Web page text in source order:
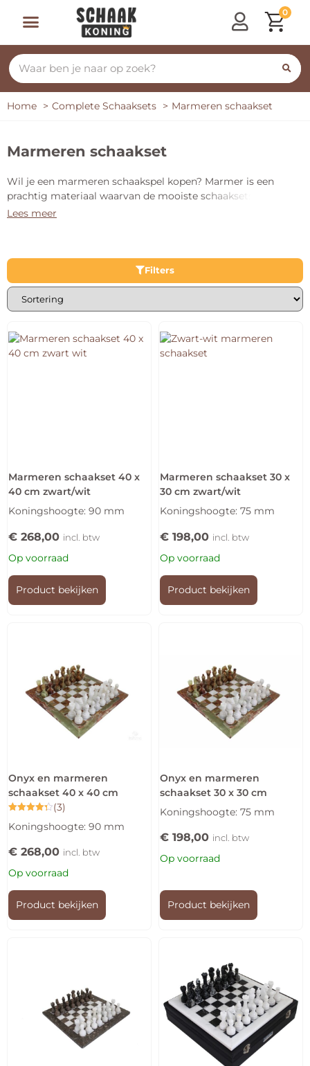
0
Home Complete Schaaksets Marmeren schaakset
Marmeren schaakset
Wil je een marmeren schaakspel kopen? Marmer is een
prachtig materiaal waarvan de mooiste schaaksets gemaakt
worden. Je vindt op deze pagina het gehele aanbod van
Lees meer
Filters
Marmeren schaakset 40 x
40 cm zwart/wit
Koningshoogte: 90 mm
€ 268,00 incl. btw
Op voorraad
Product bekijken
Marmeren schaakset 30 x
30 cm zwart/wit
Koningshoogte: 75 mm
€ 198,00 incl. btw
Op voorraad
Product bekijken
Onyx en marmeren
schaakset 40 x 40 cm
4.33
(3)
Koningshoogte: 90 mm
€ 268,00 incl. btw
Op voorraad
Product bekijken
Onyx en marmeren
schaakset 30 x 30 cm
Koningshoogte: 75 mm
€ 198,00 incl. btw
Op voorraad
Product bekijken